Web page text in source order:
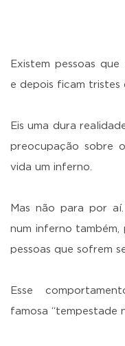
Existem pessoas
e depois ficam tristes
Eis uma dura
preocupação sobre
vida um inferno.
Mas não para por
num inferno
pessoas que sofrem
Esse
famosa “tempestade